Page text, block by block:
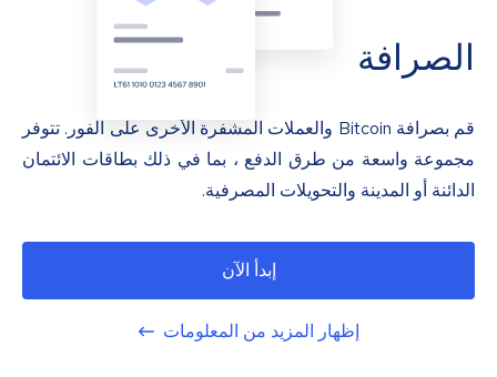
الصرافة
قم بصرافة Bitcoin والعملات المشفرة الأخرى على الفور. تتوفر
مجموعة واسعة من طرق الدفع ، بما في ذلك بطاقات الائتمان
الدائنة أو المدينة والتحويلات المصرفية.
إبدأ الآن
إظهار المزيد من المعلومات